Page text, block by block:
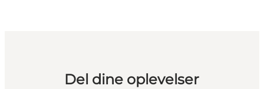
Del dine oplevelser